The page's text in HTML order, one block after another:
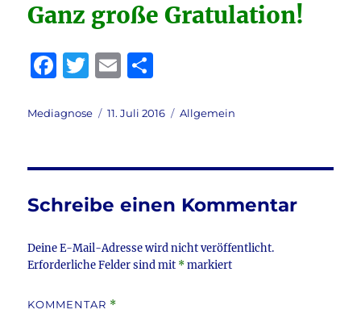
Ganz große Gratulation!
F
c
b
o
o
k
T
it
r
E
ai le
Autor
Mediagnose
Veröffentlicht
11. Juli 2016 Kategorien
Allgemein
Schreibe einen Kommentar
Deine E-Mail-Adresse wird nicht veröffentlicht.
Erforderliche Felder sind mit *markiert
KOMMENTAR *